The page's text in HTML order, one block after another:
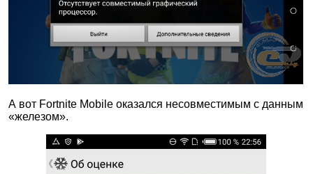
А вот Fortnite Mobile оказался несовместимым с данным
«железом».